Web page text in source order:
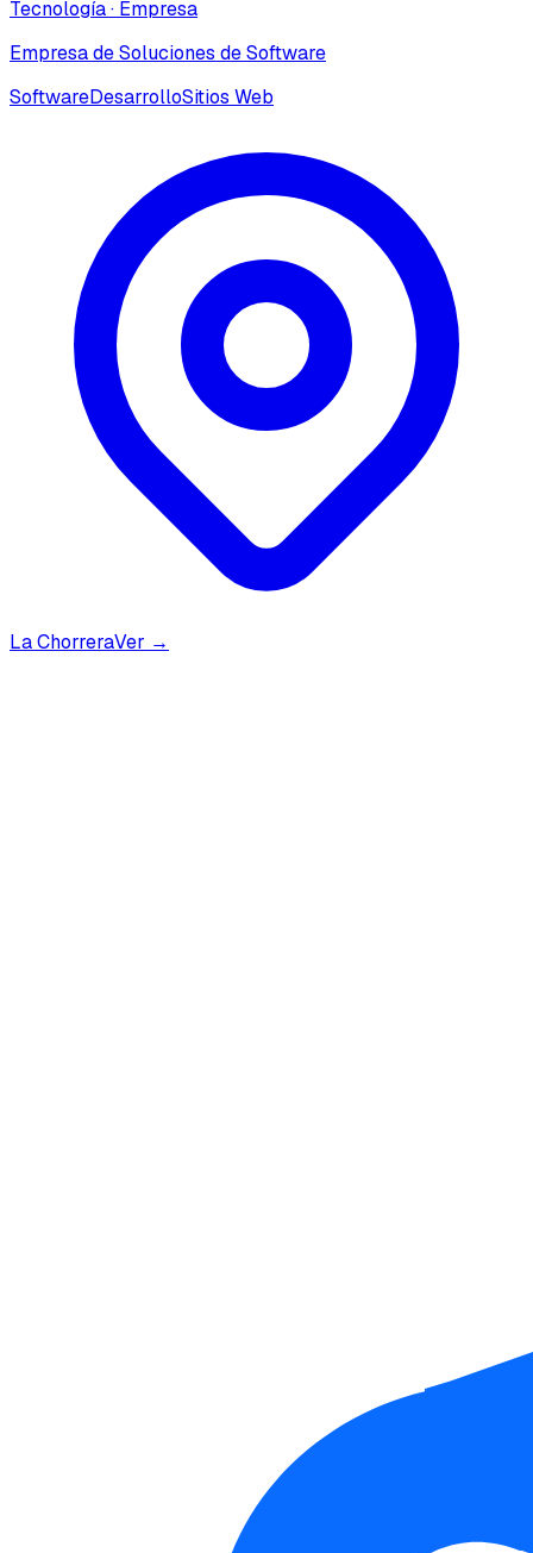
Tecnología· Empresa
Empresa de Soluciones de Software
SoftwareDesarrolloSitios Web
La ChorreraVer →